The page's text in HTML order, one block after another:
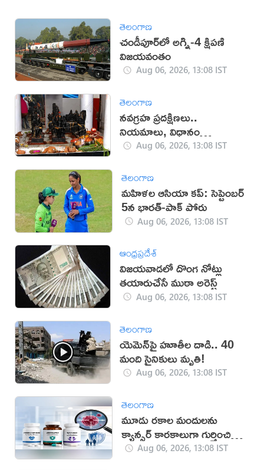
తెలంగాణ
చండీపూర్‌లో అగ్ని-4 క్షిపణి
విజయవంతం
Aug 06, 2026, 13:08 IST
తెలంగాణ
నవగ్రహ ప్రదక్షిణలు..
నియమాలు, విధానం
తెలుసుకోండి
Aug 06, 2026, 13:08 IST
తెలంగాణ
మహిళల ఆసియా కప్‌: సెప్టెంబర్
5న భారత్-పాక్ పోరు
Aug 06, 2026, 13:08 IST
ఆంధ్రప్రదేశ్
విజయవాడలో దొంగ నోట్లు
తయారుచేసే ముఠా అరెస్ట్
Aug 06, 2026, 13:08 IST
తెలంగాణ
యెమెన్‌పై హూతీల దాడి.. 40
మంది సైనికులు మృతి!
Aug 06, 2026, 13:08 IST
తెలంగాణ
మూడు రకాల మందులను
క్యాన్సర్ కారకాలుగా గుర్తించిన
WHOAug 06, 2026, 13:08 IST